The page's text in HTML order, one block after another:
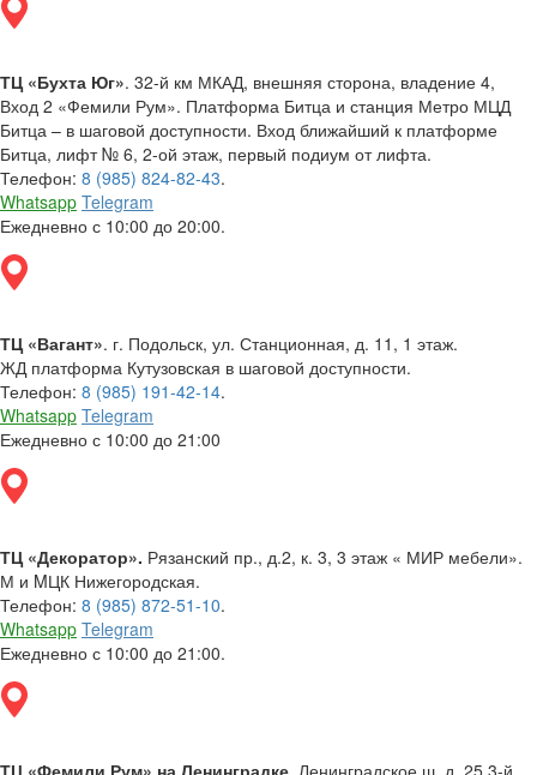
ТЦ «Бухта Юг». 32-й км МКАД, внешняя сторона, владение 4,
Вход 2 «Фемили Рум». Платформа Битца и станция Метро МЦД
Битца – в шаговой доступности. Вход ближайший к платформе
Битца, лифт № 6, 2-ой этаж, первый подиум от лифта.
Телефон: 8 (985) 824-82-43.
Whatsapp Telegram
Ежедневно с 10:00 до 20:00.
ТЦ «Вагант». г. Подольск, ул. Станционная, д. 11, 1 этаж.
ЖД платформа Кутузовская в шаговой доступности.
Телефон: 8 (985) 191-42-14.
Whatsapp Telegram
Ежедневно с 10:00 до 21:00
ТЦ «Декоратор». Рязанский пр., д.2, к. 3, 3 этаж « МИР мебели».
М и MЦК Нижегородская.
Телефон: 8 (985) 872-51-10.
Whatsapp Telegram
Ежедневно с 10:00 до 21:00.
ТЦ «Фемили Рум» на Ленинградке. Ленинградское ш. д. 25 3-й